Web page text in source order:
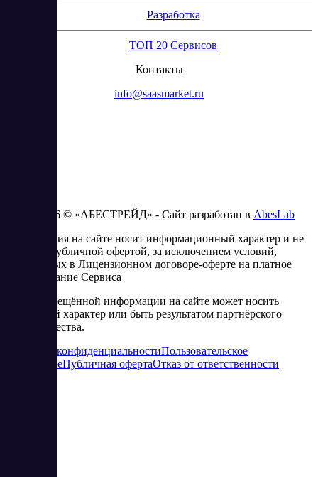
Разработка
ТОП 20 Сервисов
Контакты
info@saasmarket.ru
2023 - 2026 © «АБЕСТРЕЙД» - Сайт разработан в AbesLab
Информация на сайте носит информационный характер и не
является публичной офертой, за исключением условий,
изложенных в Лицензионном договоре-оферте на платное
использование Сервиса
Часть размещённой информации на сайте может носить
рекламный характер или быть результатом партнёрского
сотрудничества.
Политика конфиденциальностиПользовательское
соглашениеПубличная офертаОтказ от ответственности